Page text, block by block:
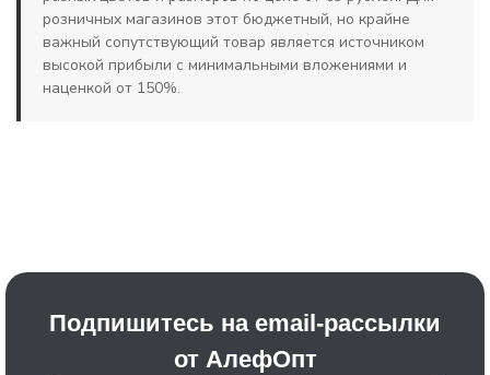
розничных магазинов этот бюджетный, но крайне
важный сопутствующий товар является источником
высокой прибыли с минимальными вложениями и
наценкой от 150%.
Подпишитесь на email-рассылки
от АлефОпт